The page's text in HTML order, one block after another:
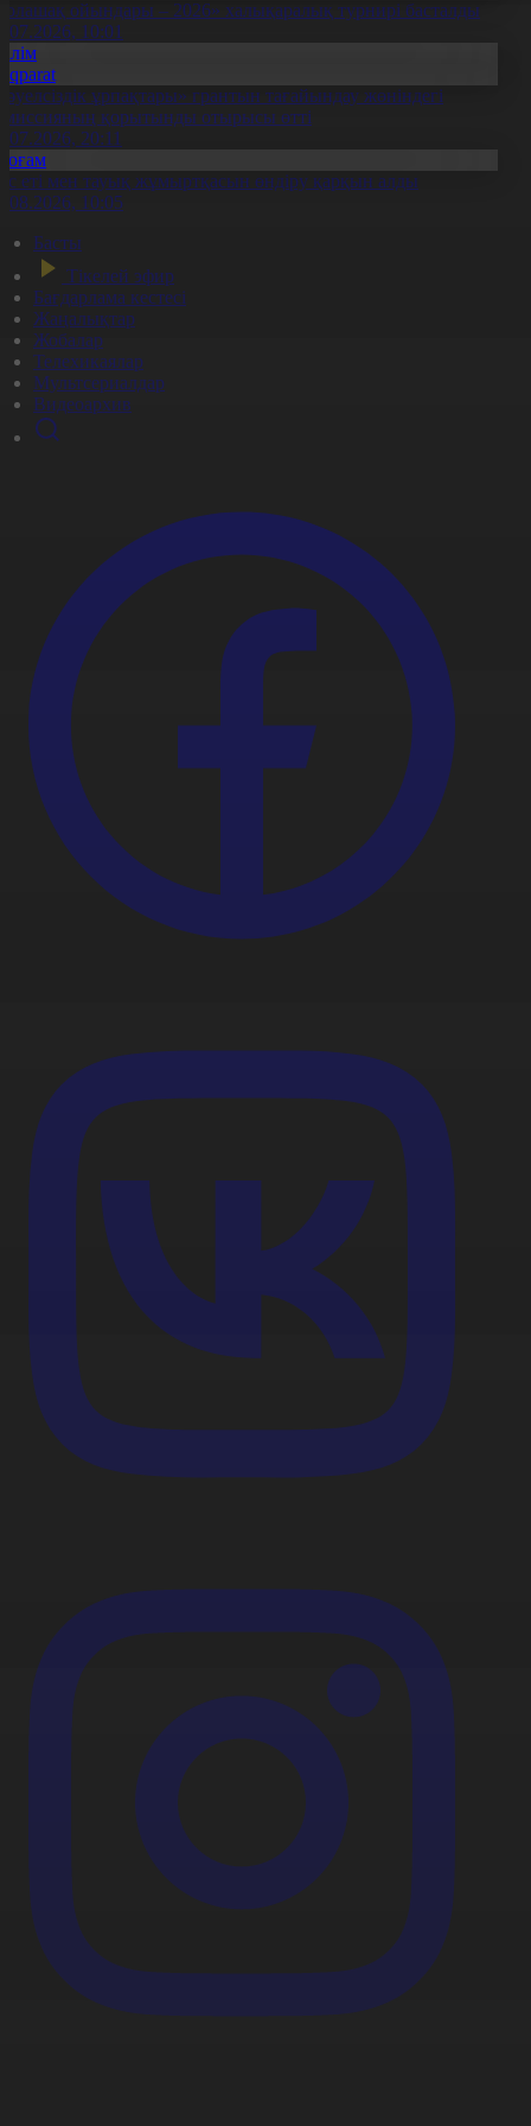
ойындары – 2026» халықаралық турнирі басталды
10:01
ұрпақтары» грантын тағайындау жөніндегі
қорытынды отырысы өтті
20:11
еті мен тауық жұмыртқасын өндіру қарқын алды
10:05
Басты
Тікелей эфир
Бағдарлама кестесі
Жаңалықтар
Жобалар
Телехикаялар
Мультсериалдар
Видеоархив